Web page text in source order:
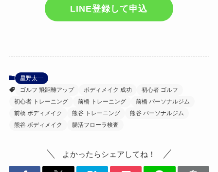
LINE登録して申込
星野太一
ゴルフ 飛距離アップ
ボディメイク 成功
初心者 ゴルフ
初心者 トレーニング
前橋 トレーニング
前橋 パーソナルジム
前橋 ボディメイク
熊谷 トレーニング
熊谷 パーソナルジム
熊谷 ボディメイク
腸活フローラ検査
よかったらシェアしてね！